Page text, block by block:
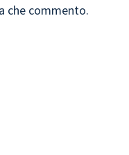
che commento.